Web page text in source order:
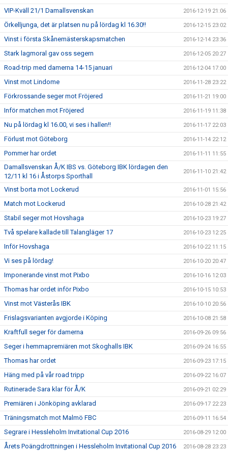
VIP-Kväll 21/1 Damallsvenskan 2016-12-19 21:06
Örkelljunga, det är platsen nu på lördag kl 16.30!! 2016-12-15 23:02
Vinst i första Skånemästerskapsmatchen 2016-12-14 23:36
Stark lagmoral gav oss segern 2016-12-05 20:27
Road-trip med damerna 14-15 januari 2016-12-04 17:00
Vinst mot Lindome 2016-11-28 23:22
Förkrossande seger mot Fröjered 2016-11-21 19:00
Inför matchen mot Fröjered 2016-11-19 11:38
Nu på lördag kl 16.00, vi ses i hallen!! 2016-11-17 22:03
Förlust mot Göteborg 2016-11-14 22:12
Pommer har ordet 2016-11-11 11:55
Damallsvenskan Å/K IBS vs. Göteborg IBK lördagen den
12/11 kl 16 i Åstorps Sporthall
2016-11-10 21:42
Vinst borta mot Lockerud 2016-11-01 15:56
Match mot Lockerud 2016-10-28 21:42
Stabil seger mot Hovshaga 2016-10-23 19:27
Två spelare kallade till Talangläger 17 2016-10-23 12:25
Inför Hovshaga 2016-10-22 11:15
Vi ses på lördag! 2016-10-20 20:47
Imponerande vinst mot Pixbo 2016-10-16 12:03
Thomas har ordet inför Pixbo 2016-10-15 10:53
Vinst mot Västerås IBK 2016-10-10 20:56
Frislagsvarianten avgjorde i Köping 2016-10-08 21:58
Kraftfull seger för damerna 2016-09-26 09:56
Seger i hemmapremiären mot Skoghalls IBK 2016-09-24 16:55
Thomas har ordet 2016-09-23 17:15
Häng med på vår road tripp 2016-09-22 16:07
Rutinerade Sara klar för Å/K 2016-09-21 02:29
Premiären i Jönköping avklarad 2016-09-17 22:23
Träningsmatch mot Malmö FBC 2016-09-11 16:54
Segrare i Hessleholm Invitational Cup 2016 2016-08-29 12:00
Årets Poängdrottningen i Hessleholm Invitational Cup 2016 2016-08-28 23:23